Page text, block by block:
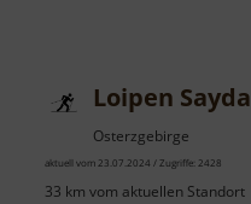
Loipen Sayda
Osterzgebirge
aktuell vom 23.07.2024 / Zugriffe: 2428
33 km vom aktuellen Standort